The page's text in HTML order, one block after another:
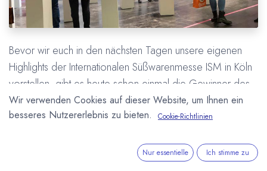
Bevor wir euch in den nächsten Tagen unsere eigenen
Highlights der Internationalen Süßwarenmesse ISM in Köln
vorstellen, gibt es heute schon einmal die Gewinner des
New Product Showcase Award 2026. Wie in jedem Jahr
hat eine Fachjury die überzeugendsten neuen Produkte
ausgezeichnet. 90 Unternehmen aus 23 Ländern hatten
Wir verwenden Cookies auf dieser Website, um Ihnen ein
besseres Nutzererlebnis zu bieten.
Cookie-Richtlinien
Nur essentielle Ich stimme zu